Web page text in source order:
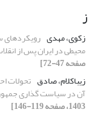
ز
زکوی، مهدی رویکردهای
محیطی در ایران پس از
صفحه 47-72]
زیباکلام، صادق تحولات
آن در سیاست گذاری
1403، صفحه 119-146]